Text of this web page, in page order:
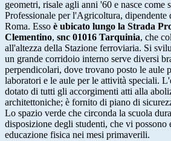
geometri, risale agli anni '60 e nasce come
Professionale per l'Agricoltura,
Roma. Esso è ubicato lungo la Strada
Clementino, snc 01016 Tarquinia, che
all'altezza della Stazione ferroviaria. Si
un grande corridoio interno serve diversi
perpendicolari, dove trovano posto le aule
laboratori e le aule per le attività speciali.
dotato di tutti gli accorgimenti atti alla
architettoniche; è fornito di piano di
Lo spazio verde che circonda la scuola
disposizione degli studenti, che vi possono
educazione fisica nei mesi primaverili.